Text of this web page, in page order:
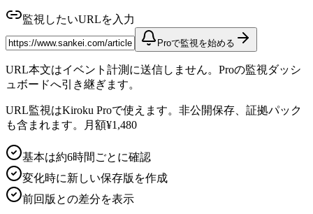
監視したいURLを入力
Proで監視を始める
URL本文はイベント計測に送信しません。Proの監視ダッシ
ュボードへ引き継ぎます。
URL監視はKiroku Proで使えます。非公開保存、証拠パック
も含まれます。月額¥1,480
基本は約6時間ごとに確認
変化時に新しい保存版を作成
前回版との差分を表示